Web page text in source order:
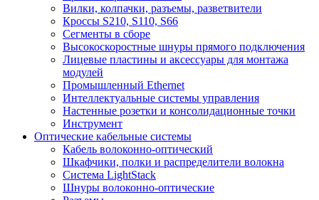
Вилки, колпачки, разъемы, разветвители
Кроссы S210, S110, S66
Сегменты в сборе
Высокоскоростные шнуры прямого подключения
Лицевые пластины и аксессуары для монтажа
модулей
Промышленный Ethernet
Интеллектуальные системы управления
Настенные розетки и консолидационные точки
Инструмент
Оптические кабельные системы
Кабель волоконно-оптический
Шкафчики, полки и распределители волокна
Система LightStack
Шнуры волоконно-оптические